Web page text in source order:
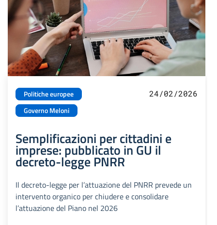
Politiche europee
Governo Meloni
24/02/2026
Semplificazioni per cittadini e
imprese: pubblicato in GU il
decreto-legge PNRR
Il decreto-legge per l’attuazione del PNRR prevede un
intervento organico per chiudere e consolidare
l’attuazione del Piano nel 2026